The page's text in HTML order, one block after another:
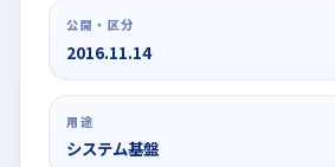
公開・区分
2016.11.14
用途
システム基盤